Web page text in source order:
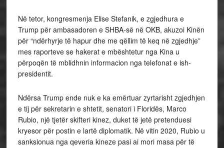
Në tetor, kongresmenja Elise Stefanik, e zgjedhura e
Trump për ambasadoren e SHBA-së në OKB, akuzoi Kinën
për “ndërhyrje të hapur dhe me qëllim të keq në zgjedhje”
mes raporteve se hakerat e mbështetur nga Kina u
përpoqën të mblidhnin informacion nga telefonat e ish-
presidentit.
Ndërsa Trump ende nuk e ka emërtuar zyrtarisht zgjedhjen
e tij për sekretarin e shtetit, senatori i Floridës, Marco
Rubio, një tjetër skifteri kinez, duket të jetë pretenduesi
kryesor për postin e lartë diplomatik. Në vitin 2020, Rubio u
sanksionua nga qeveria kineze pasi ai mori masa për të